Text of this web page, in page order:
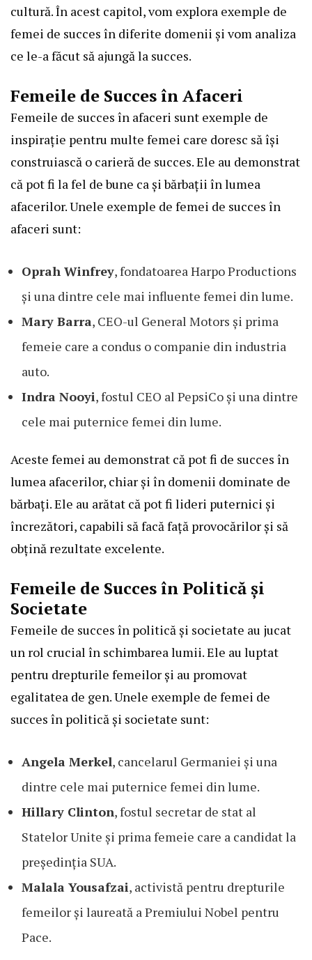
cultură. În acest capitol, vom explora exemple de
femei de succes în diferite domenii și vom analiza
ce le-a făcut să ajungă la succes.
Femeile de Succes în Afaceri
Femeile de succes în afaceri sunt exemple de
inspirație pentru multe femei care doresc să își
construiască o carieră de succes. Ele au demonstrat
că pot fi la fel de bune ca și bărbații în lumea
afacerilor. Unele exemple de femei de succes în
afaceri sunt:
Oprah Winfrey, fondatoarea Harpo Productions
și una dintre cele mai influente femei din lume.
Mary Barra, CEO-ul General Motors și prima
femeie care a condus o companie din industria
auto.
Indra Nooyi, fostul CEO al PepsiCo și una dintre
cele mai puternice femei din lume.
Aceste femei au demonstrat că pot fi de succes în
lumea afacerilor, chiar și în domenii dominate de
bărbați. Ele au arătat că pot fi lideri puternici și
încrezători, capabili să facă față provocărilor și să
obțină rezultate excelente.
Femeile de Succes în Politică și
Societate
Femeile de succes în politică și societate au jucat
un rol crucial în schimbarea lumii. Ele au luptat
pentru drepturile femeilor și au promovat
egalitatea de gen. Unele exemple de femei de
succes în politică și societate sunt:
Angela Merkel, cancelarul Germaniei și una
dintre cele mai puternice femei din lume.
Hillary Clinton, fostul secretar de stat al
Statelor Unite și prima femeie care a candidat la
președinția SUA.
Malala Yousafzai, activistă pentru drepturile
femeilor și laureată a Premiului Nobel pentru
Pace.